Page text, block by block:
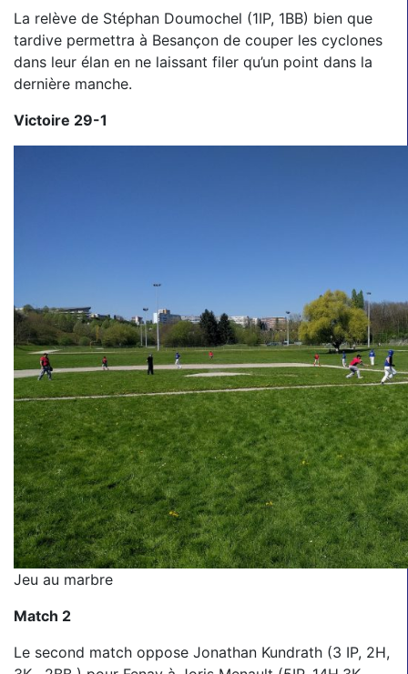
La relève de Stéphan Doumochel (1IP, 1BB) bien que
tardive permettra à Besançon de couper les cyclones
dans leur élan en ne laissant filer qu’un point dans la
dernière manche.
Victoire 29-1
Jeu au marbre
Match 2
Le second match oppose Jonathan Kundrath (3 IP, 2H,